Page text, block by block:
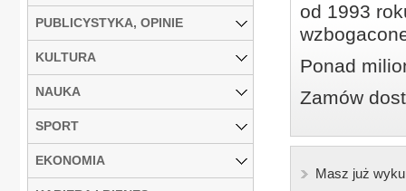
od 1993
Ponad
Zamów
Masz już
PUBLICYSTYKA, OPINIE
KULTURA
NAUKA
SPORT
EKONOMIA